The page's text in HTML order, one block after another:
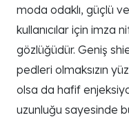
moda odaklı, güçlü
kullanıcılar için imza
gözlüğüdür. Geniş
pedleri olmaksızın
olsa da hafif
uzunluğu sayesinde